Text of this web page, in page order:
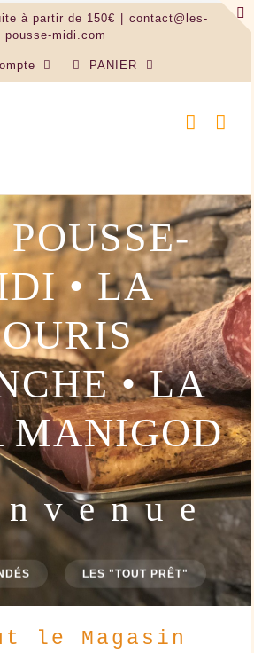
à partir de 150€
contact@les-
pousse-midi.com
PANIER
• LA
• LA
MANIGOD
v e n u e
LES "TOUT PRÊT"
le Magasin